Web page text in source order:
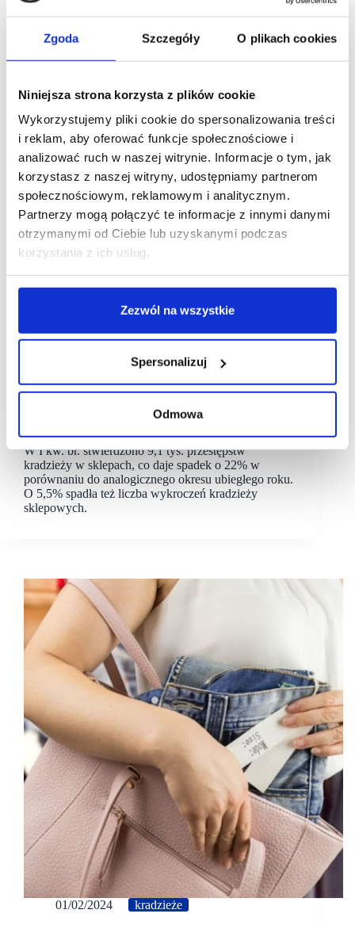
Zgoda Szczegóły O plikach cookies
Niniejsza strona korzysta z plików cookie
Wykorzystujemy pliki cookie do spersonalizowania treści
i reklam, aby oferować funkcje społecznościowe i
analizować ruch w naszej witrynie. Informacje o tym, jak
korzystasz z naszej witryny, udostępniamy partnerom
społecznościowym, reklamowym i analitycznym.
Partnerzy mogą połączyć te informacje z innymi danymi
otrzymanymi od Ciebie lub uzyskanymi podczas
korzystania z ich usług.
Zezwól na wszystkie
Spersonalizuj
Odmowa
21/05/2024 kradzieże
W I kw. br. stwierdzono 9,1 tys. przestępstw
kradzieży w sklepach, co daje spadek o 22% w
porównaniu do analogicznego okresu ubiegłego roku.
O 5,5% spadła też liczba wykroczeń kradzieży
sklepowych.
01/02/2024 kradzieże